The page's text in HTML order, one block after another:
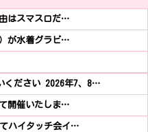
はスマスロだ…
が水着グラビ…
ください 2026年7、8…
開催いたしま…
てハイタッチ会イ…